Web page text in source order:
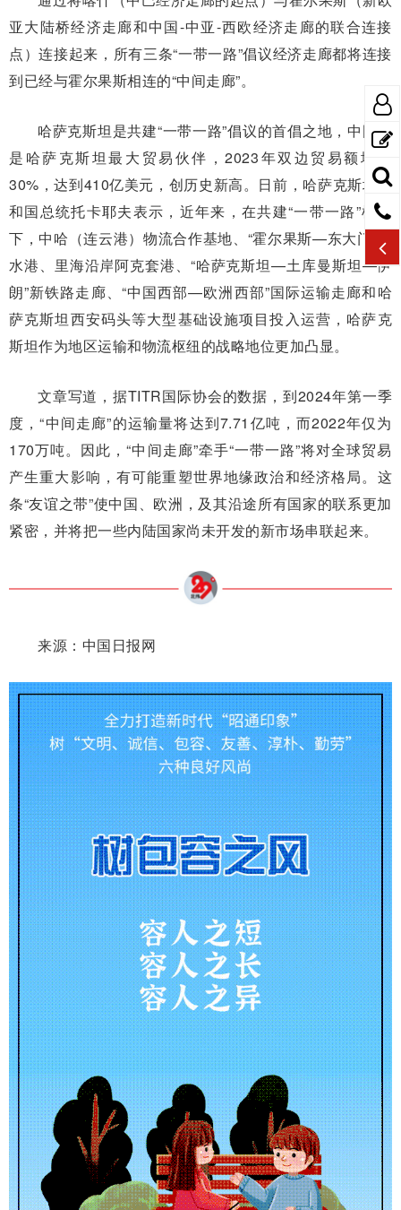
亚大陆桥经济走廊和中国-中亚-西欧经济走廊的联合连接
点）连接起来，所有三条“一带一路”倡议经济走廊都将连接
到已经与霍尔果斯相连的“中间走廊”。
哈萨克斯坦是共建“一带一路”倡议的首倡之地，中国也
是哈萨克斯坦最大贸易伙伴，2023年双边贸易额增长
30%，达到410亿美元，创历史新高。日前，哈萨克斯坦共
和国总统托卡耶夫表示，近年来，在共建“一带一路”框架
下，中哈（连云港）物流合作基地、“霍尔果斯—东大门”无
水港、里海沿岸阿克套港、“哈萨克斯坦—土库曼斯坦—伊
朗”新铁路走廊、“中国西部—欧洲西部”国际运输走廊和哈
萨克斯坦西安码头等大型基础设施项目投入运营，哈萨克
斯坦作为地区运输和物流枢纽的战略地位更加凸显。
文章写道，据TITR国际协会的数据，到2024年第一季
度，“中间走廊”的运输量将达到7.71亿吨，而2022年仅为
170万吨。因此，“中间走廊”牵手“一带一路”将对全球贸易
产生重大影响，有可能重塑世界地缘政治和经济格局。这
条“友谊之带”使中国、欧洲，及其沿途所有国家的联系更加
紧密，并将把一些内陆国家尚未开发的新市场串联起来。
来源：中国日报网